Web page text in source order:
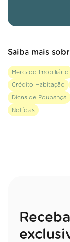
Saiba mais
Mercado Imobiliário
Crédito Habitação
Dicas de Poupança
Notícias